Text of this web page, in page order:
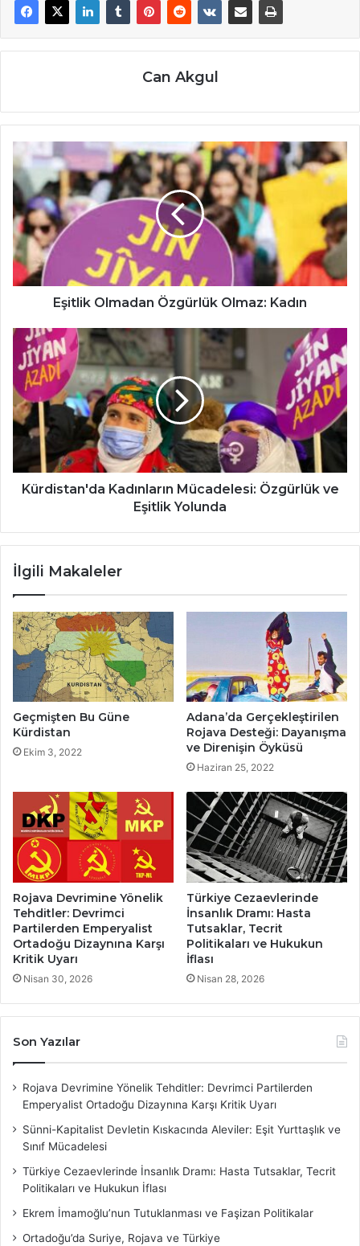
Can Akgul
Eşitlik
Olmadan
Özgürlük
Olmaz:
Kadın
Eşitlik Olmadan Özgürlük Olmaz: Kadın
Kürdistan'da
Kadınların
Mücadelesi:
Özgürlük
ve
Eşitlik
Yolunda
Kürdistan'da Kadınların Mücadelesi: Özgürlük ve
Eşitlik Yolunda
İlgili Makaleler
Geçmişten Bu Güne
Kürdistan
Ekim 3, 2022
Adana’da Gerçekleştirilen
Rojava Desteği: Dayanışma
ve Direnişin Öyküsü
Haziran 25, 2022
Rojava Devrimine Yönelik
Tehditler: Devrimci
Partilerden Emperyalist
Ortadoğu Dizaynına Karşı
Kritik Uyarı
Nisan 30, 2026
Türkiye Cezaevlerinde
İnsanlık Dramı: Hasta
Tutsaklar, Tecrit
Politikaları ve Hukukun
İflası
Nisan 28, 2026
Son Yazılar
Rojava Devrimine Yönelik Tehditler: Devrimci Partilerden
Emperyalist Ortadoğu Dizaynına Karşı Kritik Uyarı
Sünni-Kapitalist Devletin Kıskacında Aleviler: Eşit Yurttaşlık ve
Sınıf Mücadelesi
Türkiye Cezaevlerinde İnsanlık Dramı: Hasta Tutsaklar, Tecrit
Politikaları ve Hukukun İflası
Ekrem İmamoğlu’nun Tutuklanması ve Faşizan Politikalar
Ortadoğu’da Suriye, Rojava ve Türkiye